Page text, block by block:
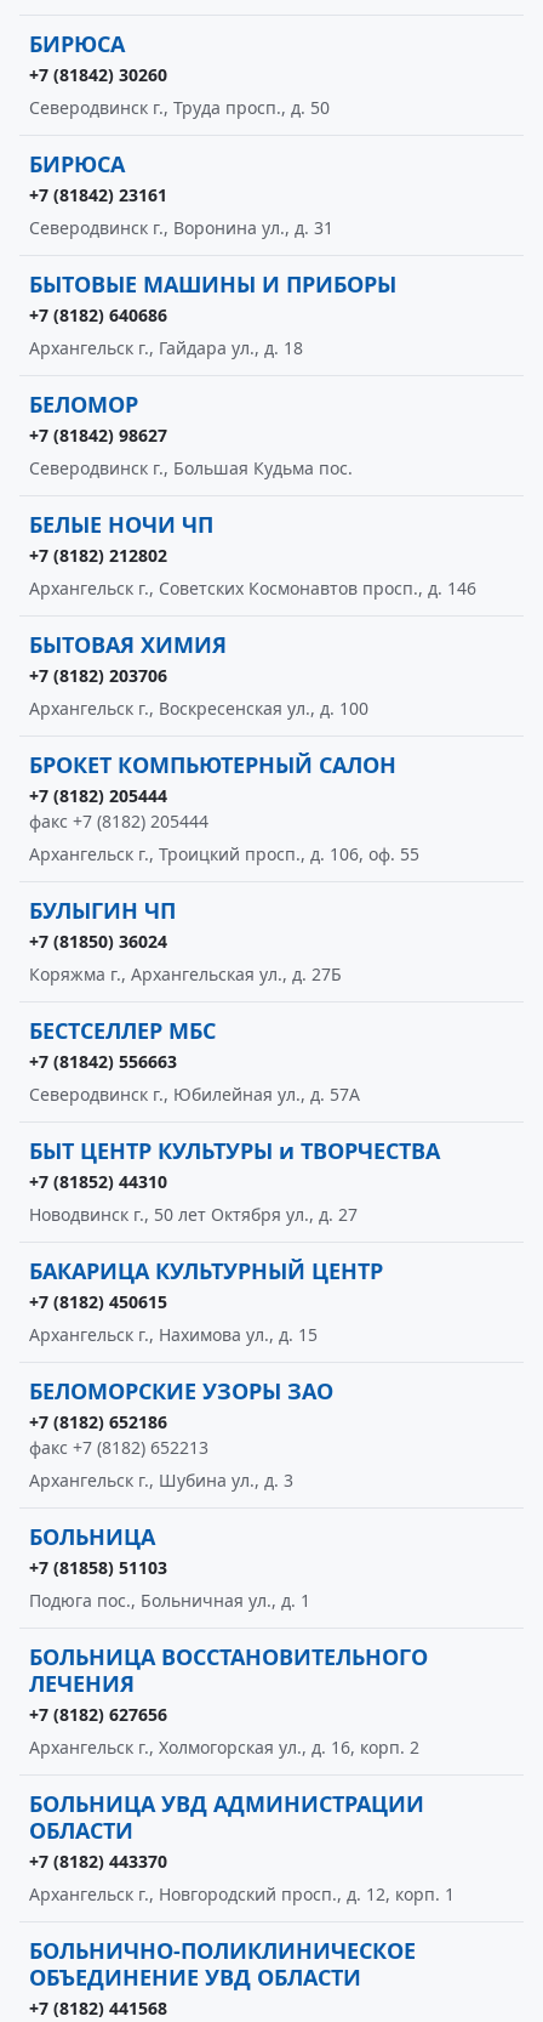
БИРЮСА
+7 (81842) 30260
Северодвинск г., Труда просп., д. 50
БИРЮСА
+7 (81842) 23161
Северодвинск г., Воронина ул., д. 31
БЫТОВЫЕ МАШИНЫ И ПРИБОРЫ
+7 (8182) 640686
Архангельск г., Гайдара ул., д. 18
БЕЛОМОР
+7 (81842) 98627
Северодвинск г., Большая Кудьма пос.
БЕЛЫЕ НОЧИ ЧП
+7 (8182) 212802
Архангельск г., Советских Космонавтов просп., д. 146
БЫТОВАЯ ХИМИЯ
+7 (8182) 203706
Архангельск г., Воскресенская ул., д. 100
БРОКЕТ КОМПЬЮТЕРНЫЙ САЛОН
+7 (8182) 205444
факс +7 (8182) 205444
Архангельск г., Троицкий просп., д. 106, оф. 55
БУЛЫГИН ЧП
+7 (81850) 36024
Коряжма г., Архангельская ул., д. 27Б
БЕСТСЕЛЛЕР МБС
+7 (81842) 556663
Северодвинск г., Юбилейная ул., д. 57А
БЫТ ЦЕНТР КУЛЬТУРЫ и ТВОРЧЕСТВА
+7 (81852) 44310
Новодвинск г., 50 лет Октября ул., д. 27
БАКАРИЦА КУЛЬТУРНЫЙ ЦЕНТР
+7 (8182) 450615
Архангельск г., Нахимова ул., д. 15
БЕЛОМОРСКИЕ УЗОРЫ ЗАО
+7 (8182) 652186
факс +7 (8182) 652213
Архангельск г., Шубина ул., д. 3
БОЛЬНИЦА
+7 (81858) 51103
Подюга пос., Больничная ул., д. 1
БОЛЬНИЦА ВОССТАНОВИТЕЛЬНОГО
ЛЕЧЕНИЯ
+7 (8182) 627656
Архангельск г., Холмогорская ул., д. 16, корп. 2
БОЛЬНИЦА УВД АДМИНИСТРАЦИИ
ОБЛАСТИ
+7 (8182) 443370
Архангельск г., Новгородский просп., д. 12, корп. 1
БОЛЬНИЧНО-ПОЛИКЛИНИЧЕСКОЕ
ОБЪЕДИНЕНИЕ УВД ОБЛАСТИ
+7 (8182) 441568